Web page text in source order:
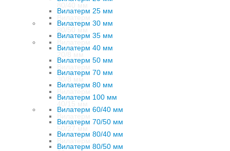
80/40 мм
Вилатерм
80/50 мм
Вилатерм
20/8 мм
Вилатерм
30/8 мм
Вилатерм
40/15 мм
Вилатерм
50/27 мм
Вилатерм
Вилатерм 25 мм
Вилатерм 30 мм
Вилатерм 35 мм
Вилатерм 40 мм
Вилатерм 50 мм
Вилатерм 70 мм
Вилатерм 80 мм
Вилатерм 100 мм
Вилатерм 60/40 мм
Вилатерм 70/50 мм
Вилатерм 80/40 мм
Вилатерм 80/50 мм